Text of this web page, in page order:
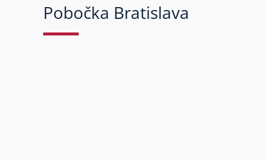
Pobočka Bratislava